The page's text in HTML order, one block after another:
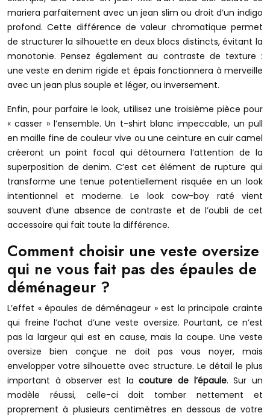
mariera parfaitement avec un jean slim ou droit d’un indigo
profond. Cette différence de valeur chromatique permet
de structurer la silhouette en deux blocs distincts, évitant la
monotonie. Pensez également au contraste de texture :
une veste en denim rigide et épais fonctionnera à merveille
avec un jean plus souple et léger, ou inversement.
Enfin, pour parfaire le look, utilisez une troisième pièce pour
« casser » l’ensemble. Un t-shirt blanc impeccable, un pull
en maille fine de couleur vive ou une ceinture en cuir camel
créeront un point focal qui détournera l’attention de la
superposition de denim. C’est cet élément de rupture qui
transforme une tenue potentiellement risquée en un look
intentionnel et moderne. Le look cow-boy raté vient
souvent d’une absence de contraste et de l’oubli de cet
accessoire qui fait toute la différence.
Comment choisir une veste oversize
qui ne vous fait pas des épaules de
déménageur ?
L’effet « épaules de déménageur » est la principale crainte
qui freine l’achat d’une veste oversize. Pourtant, ce n’est
pas la largeur qui est en cause, mais la coupe. Une veste
oversize bien conçue ne doit pas vous noyer, mais
envelopper votre silhouette avec structure. Le détail le plus
important à observer est lacouture de l’épaule. Sur un
modèle réussi, celle-ci doit tomber nettement et
proprement à plusieurs centimètres en dessous de votre